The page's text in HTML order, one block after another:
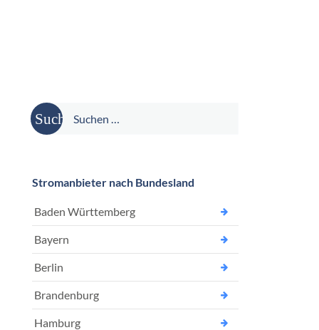
Suche
nach:
Stromanbieter nach Bundesland
Baden Württemberg
Bayern
Berlin
Brandenburg
Hamburg